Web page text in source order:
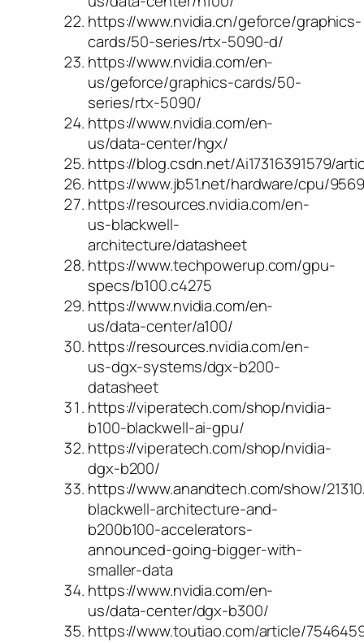
https://www.nvidia.cn/geforce/graphics-
cards/50-series/rtx-5090-d/
https://www.nvidia.com/en-
us/geforce/graphics-cards/50-
series/rtx-5090/
https://www.nvidia.com/en-
us/data-center/hgx/
https://blog.csdn.net/Ai17316391579/
https://www.jb51.net/hardware/cpu/
https://resources.nvidia.com/en-
us-blackwell-
architecture/datasheet
https://www.techpowerup.com/gpu-
specs/b100.c4275
https://www.nvidia.com/en-
us/data-center/a100/
https://resources.nvidia.com/en-
us-dgx-systems/dgx-b200-
datasheet
https://viperatech.com/shop/nvidia-
b100-blackwell-ai-gpu/
https://viperatech.com/shop/nvidia-
dgx-b200/
https://www.anandtech.com/show/
blackwell-architecture-and-
b200b100-accelerators-
announced-going-bigger-with-
smaller-data
https://www.nvidia.com/en-
us/data-center/dgx-b300/
https://www.toutiao.com/article/